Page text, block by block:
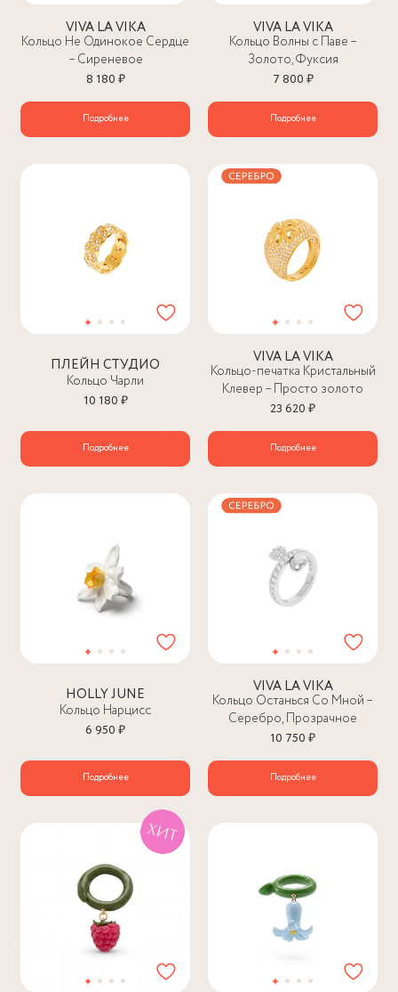
VIVA LA VIKA
Кольцо Не Одинокое Сердце
– Сиреневое
8 180 ₽
Подробнее
VIVA LA VIKA
Кольцо Волны с Паве –
Золото, Фуксия
7 800 ₽
Подробнее
ПЛЕЙН СТУДИО
Кольцо Чарли
10 180 ₽
Подробнее
VIVA LA VIKA
Кольцо-печатка Кристальный
Клевер – Просто золото
23 620 ₽
Подробнее
HOLLY JUNE
Кольцо Нарцисс
6 950 ₽
Подробнее
VIVA LA VIKA
Кольцо Останься Со Мной –
Серебро, Прозрачное
10 750 ₽
Подробнее